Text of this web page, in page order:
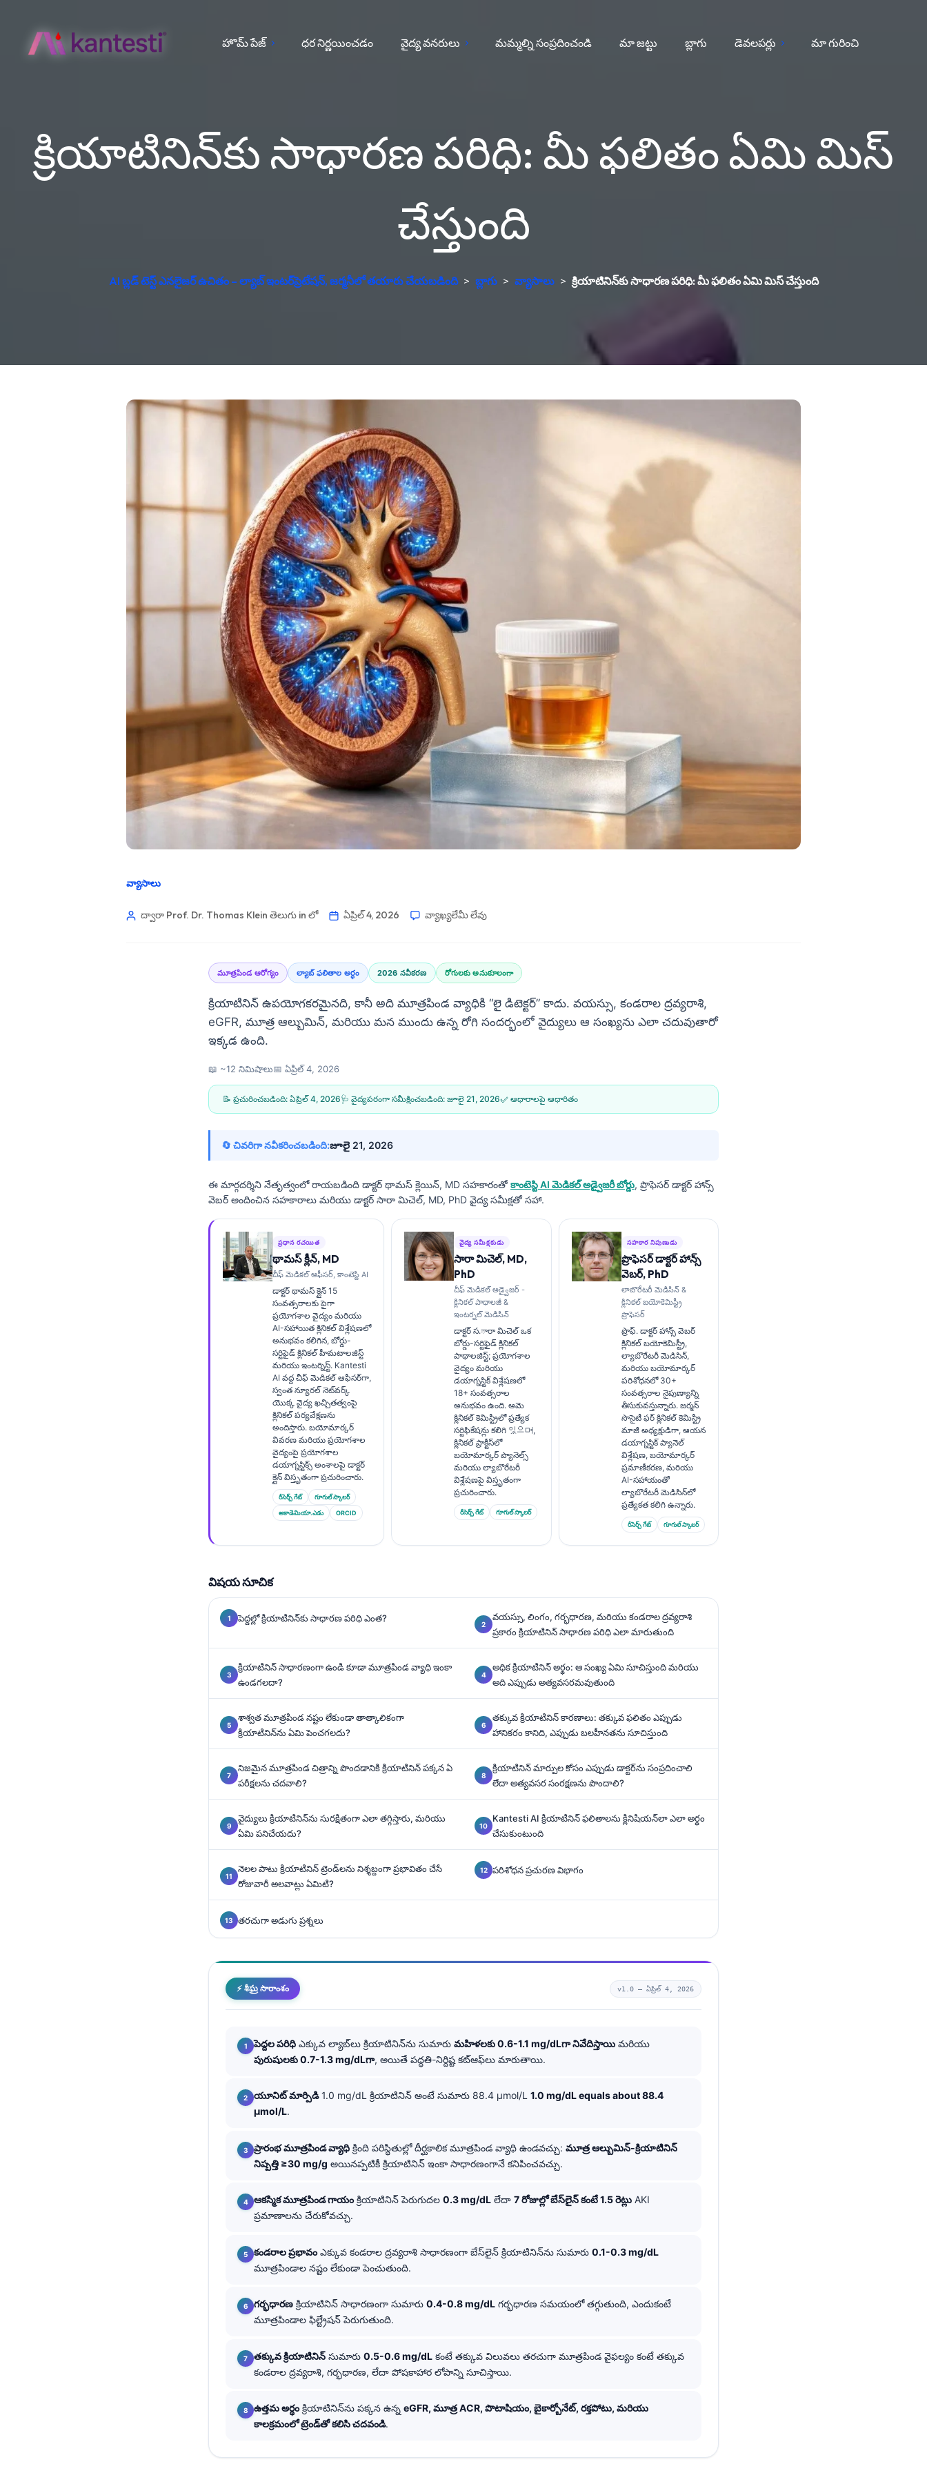
హొమ్ పేజ్ ధర నిర్ణయించడం వైద్య వనరులు మమ్మల్ని సంప్రదించండి మా జట్టు బ్లాగు డెవలపర్లు మా గురించి
క్రియాటినిన్‌కు సాధారణ పరిధి: మీ ఫలితం ఏమి మిస్
చేస్తుంది
AI బ్లడ్ టెస్ట్ ఎనలైజర్ ఉచితం – ల్యాబ్ ఇంటర్‌ప్రెటేషన్, జర్మనీలో తయారు చేయబడింది > బ్లాగు > వ్యాసాలు > క్రియాటినిన్‌కు సాధారణ పరిధి: మీ ఫలితం ఏమి మిస్ చేస్తుంది
వ్యాసాలు
ద్వారా Prof. Dr. Thomas Klein తెలుగు in లో ఏప్రిల్ 4, 2026 వ్యాఖ్యలేమీ లేవు
మూత్రపిండ ఆరోగ్యం ల్యాబ్ ఫలితాల అర్థం 2026 నవీకరణ రోగులకు అనుకూలంగా
క్రియాటినిన్ ఉపయోగకరమైనది, కానీ అది మూత్రపిండ వ్యాధికి “లై డిటెక్టర్” కాదు. వయస్సు, కండరాల ద్రవ్యరాశి,
eGFR, మూత్ర ఆల్బుమిన్, మరియు మన ముందు ఉన్న రోగి సందర్భంలో వైద్యులు ఆ సంఖ్యను ఎలా చదువుతారో
ఇక్కడ ఉంది.
📖 ~12 నిమిషాలు📅 ఏప్రిల్ 4, 2026
📝 ప్రచురించబడింది: ఏప్రిల్ 4, 2026🩺 వైద్యపరంగా సమీక్షించబడింది: జూలై 21, 2026✅ ఆధారాలపై ఆధారితం
🔄 చివరిగా నవీకరించబడింది:జూలై 21, 2026
ఈ మార్గదర్శిని నేతృత్వంలో రాయబడింది డాక్టర్ థామస్ క్లెయిన్, MD సహకారంతోకాంటెస్టి AI మెడికల్ అడ్వైజరీ బోర్డు, ప్రొఫెసర్ డాక్టర్ హాన్స్
వెబర్ అందించిన సహకారాలు మరియు డాక్టర్ సారా మిచెల్, MD, PhD వైద్య సమీక్షతో సహా.
ప్రధాన రచయిత
థామస్ క్లీన్, MD
చీఫ్ మెడికల్ ఆఫీసర్, కాంటెస్టి AI
డాక్టర్ థామస్ క్లైన్ 15
సంవత్సరాలకు పైగా
ప్రయోగశాల వైద్యం మరియు
AI-సహాయిత క్లినికల్ విశ్లేషణలో
అనుభవం కలిగిన, బోర్డు-
సర్టిఫైడ్ క్లినికల్ హీమటాలజిస్ట్
మరియు ఇంటర్నిస్ట్. Kantesti
AI వద్ద చీఫ్ మెడికల్ ఆఫీసర్‌గా,
స్వంత న్యూరల్ నెట్‌వర్క్
యొక్క వైద్య ఖచ్చితత్వంపై
క్లినికల్ పర్యవేక్షణను
అందిస్తారు. బయోమార్కర్
వివరణ మరియు ప్రయోగశాల
వైద్యంపై ప్రయోగశాల
డయాగ్నస్టిక్స్ అంశాలపై డాక్టర్
క్లైన్ విస్తృతంగా ప్రచురించారు.
రీసెర్చ్ గేట్ గూగుల్ స్కాలర్
అకాడెమియా.ఎడు ORCID
వైద్య సమీక్షకుడు
సారా మిచెల్, MD,
PhD
చీఫ్ మెడికల్ అడ్వైజర్ -
క్లినికల్ పాథాలజీ &
ఇంటర్నల్ మెడిసిన్
డాక్టర్ స.ారా మిచెల్ ఒక
బోర్డు-సర్టిఫైడ్ క్లినికల్
పాథాలజిస్ట్; ప్రయోగశాల
వైద్యం మరియు
డయాగ్నస్టిక్ విశ్లేషణలో
18+ సంవత్సరాల
అనుభవం ఉంది. ఆమె
క్లినికల్ కెమిస్ట్రీలో ప్రత్యేక
సర్టిఫికేషన్లు కలిగి 있으며,
క్లినికల్ ప్రాక్టీస్‌లో
బయోమార్కర్ ప్యానెల్స్
మరియు ల్యాబొరేటరీ
విశ్లేషణపై విస్తృతంగా
ప్రచురించారు.
రీసెర్చ్ గేట్ గూగుల్ స్కాలర్
సహకార నిపుణుడు
ప్రొఫెసర్ డాక్టర్ హాన్స్
వెబర్, PhD
లాబొరేటరీ మెడిసిన్ &
క్లినికల్ బయోకెమిస్ట్రీ
ప్రొఫెసర్
ప్రొఫ్. డాక్టర్ హాన్స్ వెబర్
క్లినికల్ బయోకెమిస్ట్రీ,
ల్యాబొరేటరీ మెడిసిన్,
మరియు బయోమార్కర్
పరిశోధనలో 30+
సంవత్సరాల నైపుణ్యాన్ని
తీసుకువస్తున్నారు. జర్మన్
సొసైటీ ఫర్ క్లినికల్ కెమిస్ట్రీ
మాజీ అధ్యక్షుడిగా, ఆయన
డయాగ్నస్టిక్ ప్యానెల్
విశ్లేషణ, బయోమార్కర్
ప్రమాణీకరణ, మరియు
AI-సహాయంతో
ల్యాబొరేటరీ మెడిసిన్‌లో
ప్రత్యేకత కలిగి ఉన్నారు.
రీసెర్చ్ గేట్ గూగుల్ స్కాలర్
విషయ సూచిక
పెద్దల్లో క్రియాటినిన్‌కు సాధారణ పరిధి ఎంత?
వయస్సు, లింగం, గర్భధారణ, మరియు కండరాల ద్రవ్యరాశి
ప్రకారం క్రియాటినిన్ సాధారణ పరిధి ఎలా మారుతుంది
క్రియాటినిన్ సాధారణంగా ఉండి కూడా మూత్రపిండ వ్యాధి ఇంకా
ఉండగలదా?
అధిక క్రియాటినిన్ అర్థం: ఆ సంఖ్య ఏమి సూచిస్తుంది మరియు
అది ఎప్పుడు అత్యవసరమవుతుంది
శాశ్వత మూత్రపిండ నష్టం లేకుండా తాత్కాలికంగా
క్రియాటినిన్‌ను ఏమి పెంచగలదు?
తక్కువ క్రియాటినిన్ కారణాలు: తక్కువ ఫలితం ఎప్పుడు
హానికరం కానిది, ఎప్పుడు బలహీనతను సూచిస్తుంది
నిజమైన మూత్రపిండ చిత్రాన్ని పొందడానికి క్రియాటినిన్ పక్కన ఏ
పరీక్షలను చదవాలి?
క్రియాటినిన్ మార్పుల కోసం ఎప్పుడు డాక్టర్‌ను సంప్రదించాలి
లేదా అత్యవసర సంరక్షణను పొందాలి?
వైద్యులు క్రియాటినిన్‌ను సురక్షితంగా ఎలా తగ్గిస్తారు, మరియు
ఏమి పనిచేయదు?
Kantesti AI క్రియాటినిన్ ఫలితాలను క్లినిషియన్‌లా ఎలా అర్థం
చేసుకుంటుంది
నెలల పాటు క్రియాటినిన్ ట్రెండ్‌లను నిశ్శబ్దంగా ప్రభావితం చేసే
రోజువారీ అలవాట్లు ఏమిటి?
పరిశోధన ప్రచురణ విభాగం
తరచుగా అడుగు ప్రశ్నలు
⚡ శీఘ్ర సారాంశం v1.0 — ఏప్రిల్ 4, 2026
పెద్దల పరిధి ఎక్కువ ల్యాబ్‌లు క్రియాటినిన్‌ను సుమారు మహిళలకు 0.6-1.1 mg/dLగా నివేదిస్తాయి మరియు
పురుషులకు 0.7-1.3 mg/dLగా, అయితే పద్ధతి-నిర్దిష్ట కట్‌ఆఫ్‌లు మారుతాయి.
యూనిట్ మార్పిడి1.0 mg/dL క్రియాటినిన్ అంటే సుమారు 88.4 µmol/L 1.0 mg/dL equals about 88.4
µmol/L.
ప్రారంభ మూత్రపిండ వ్యాధి క్రింది పరిస్థితుల్లో దీర్ఘకాలిక మూత్రపిండ వ్యాధి ఉండవచ్చు: మూత్ర ఆల్బుమిన్-క్రియాటినిన్
నిష్పత్తి ≥30 mg/g అయినప్పటికీ క్రియాటినిన్ ఇంకా సాధారణంగానే కనిపించవచ్చు.
ఆకస్మిక మూత్రపిండ గాయంక్రియాటినిన్ పెరుగుదల 0.3 mg/dL లేదా 7 రోజుల్లో బేస్‌లైన్ కంటే 1.5 రెట్లు AKI
ప్రమాణాలను చేరుకోవచ్చు.
కండరాల ప్రభావంఎక్కువ కండరాల ద్రవ్యరాశి సాధారణంగా బేస్‌లైన్ క్రియాటినిన్‌ను సుమారు 0.1-0.3 mg/dL
మూత్రపిండాల నష్టం లేకుండా పెంచుతుంది.
గర్భధారణ క్రియాటినిన్ సాధారణంగా సుమారు 0.4-0.8 mg/dL గర్భధారణ సమయంలో తగ్గుతుంది, ఎందుకంటే
మూత్రపిండాల ఫిల్ట్రేషన్ పెరుగుతుంది.
తక్కువ క్రియాటినిన్ సుమారు 0.5-0.6 mg/dL కంటే తక్కువ విలువలు తరచుగా మూత్రపిండ వైఫల్యం కంటే తక్కువ
కండరాల ద్రవ్యరాశి, గర్భధారణ, లేదా పోషకాహార లోపాన్ని సూచిస్తాయి.
ఉత్తమ అర్థంక్రియాటినిన్‌ను పక్కన ఉన్న eGFR, మూత్ర ACR, పొటాషియం, బైకార్బోనేట్, రక్తపోటు, మరియు
కాలక్రమంలో ట్రెండ్‌తో కలిసి చదవండి.